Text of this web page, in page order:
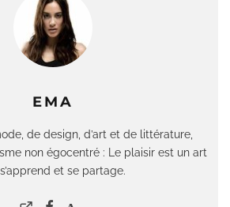
EMA
de design, d’art et de littérature,
non égocentré : Le plaisir est un art
et se partage.